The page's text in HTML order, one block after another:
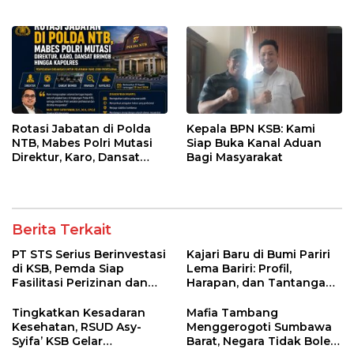
Rotasi Jabatan di Polda
NTB, Mabes Polri Mutasi
Direktur, Karo, Dansat
Kepala BPN KSB: Kami
Siap Buka Kanal Aduan
Bagi Masyarakat
Berita Terkait
PT STS Serius Berinvestasi
di KSB, Pemda Siap
Fasilitasi Perizinan dan
Regulasi
Kajari Baru di Bumi Pariri
Lema Bariri: Profil,
Harapan, dan Tantangan
Tingkatkan Kesadaran
Kesehatan, RSUD Asy-
Syifa’ KSB Gelar
Mafia Tambang
Menggerogoti Sumbawa
Barat, Negara Tidak Boleh